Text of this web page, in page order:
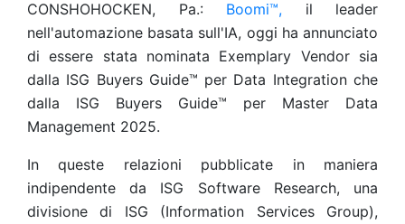
CONSHOHOCKEN, Pa.: Boomi™, il leader
nell'automazione basata sull'IA, oggi ha annunciato
di essere stata nominata Exemplary Vendor sia
dalla ISG Buyers Guide™ per Data Integration che
dalla ISG Buyers Guide™ per Master Data
Management 2025.
In queste relazioni pubblicate in maniera
indipendente da ISG Software Research, una
divisione di ISG (Information Services Group),